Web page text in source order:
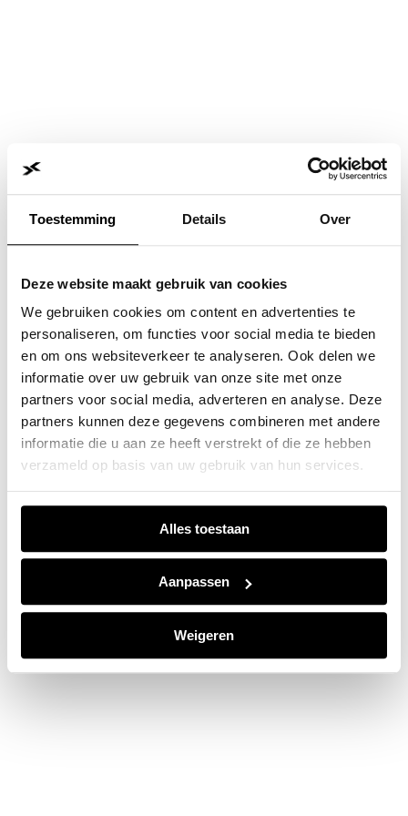
Toestemming Details Over
Deze website maakt gebruik van cookies
We gebruiken cookies om content en advertenties te
personaliseren, om functies voor social media te bieden
en om ons websiteverkeer te analyseren. Ook delen we
informatie over uw gebruik van onze site met onze
partners voor social media, adverteren en analyse. Deze
partners kunnen deze gegevens combineren met andere
informatie die u aan ze heeft verstrekt of die ze hebben
verzameld op basis van uw gebruik van hun services.
Alles toestaan
Aanpassen
Weigeren
Application error: a client-side exception has occurred while
loadingwww.jvk.nl(see the browser consolefor more
information).